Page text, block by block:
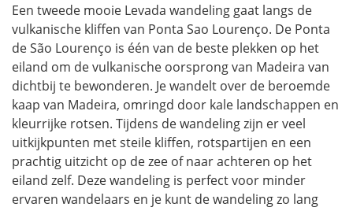
Een tweede mooie Levada wandeling gaat langs de
vulkanische kliffen van Ponta Sao Lourenço. De Ponta
de São Lourenço is één van de beste plekken op het
eiland om de vulkanische oorsprong van Madeira van
dichtbij te bewonderen. Je wandelt over de beroemde
kaap van Madeira, omringd door kale landschappen en
kleurrijke rotsen. Tijdens de wandeling zijn er veel
uitkijkpunten met steile kliffen, rotspartijen en een
prachtig uitzicht op de zee of naar achteren op het
eiland zelf. Deze wandeling is perfect voor minder
ervaren wandelaars en je kunt de wandeling zo lang